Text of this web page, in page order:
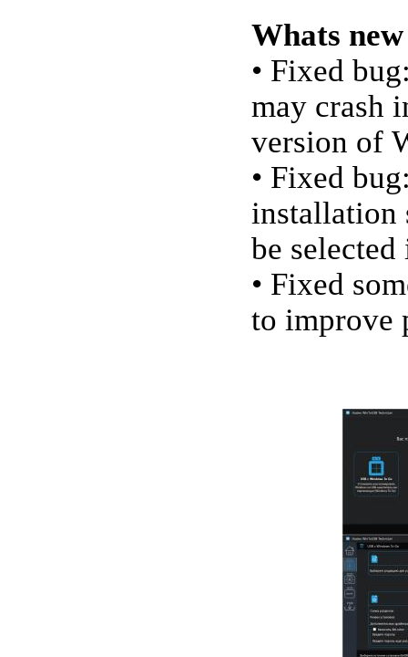
Whats
• Fixed
may crash
version of
• Fixed
installation
be selected
• Fixed
to improve